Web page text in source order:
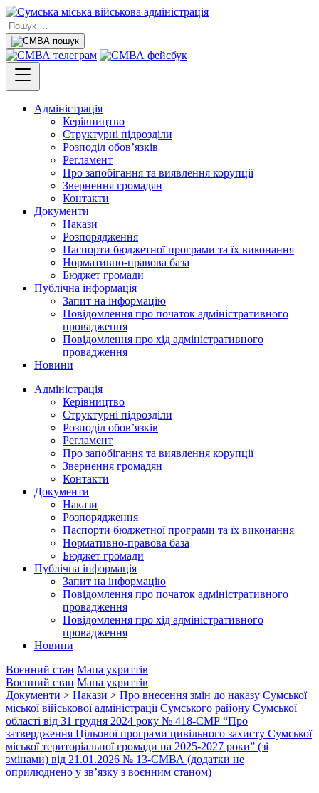
Адміністрація
Керівництво
Структурні підрозділи
Розподіл обов’язків
Регламент
Про запобігання та виявлення корупції
Звернення громадян
Контакти
Документи
Накази
Розпорядження
Паспорти бюджетної програми та їх виконання
Нормативно-правова база
Бюджет громади
Публічна інформація
Запит на інформацію
Повідомлення про початок адміністративного
провадження
Повідомлення про хід адміністративного
провадження
Новини
Адміністрація
Керівництво
Структурні підрозділи
Розподіл обов’язків
Регламент
Про запобігання та виявлення корупції
Звернення громадян
Контакти
Документи
Накази
Розпорядження
Паспорти бюджетної програми та їх виконання
Нормативно-правова база
Бюджет громади
Публічна інформація
Запит на інформацію
Повідомлення про початок адміністративного
провадження
Повідомлення про хід адміністративного
провадження
Новини
Воєнний стан Мапа укриттів
Воєнний стан Мапа укриттів
Документи > Накази > Про внесення змін до наказу Сумської
міської військової адміністрації Сумського району Сумської
області від 31 грудня 2024 року № 418-СМР “Про
затвердження Цільової програми цивільного захисту Сумської
міської територіальної громади на 2025-2027 роки” (зі
змінами) від 21.01.2026 № 13-СМВА (додатки не
оприлюднено у зв’язку з воєнним станом)